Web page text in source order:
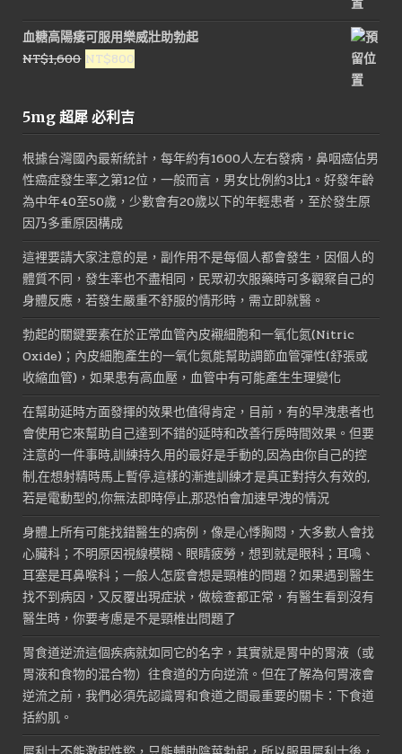
價
格：
NT$3,000。
價
格：
血糖高陽痿可服用樂威壯助勃起
NT$1,600 原
格：
NT$800
5mg 超犀 必利吉
根據台灣國內最新統計，每年約有1600人左右發病，鼻咽癌佔男
性癌症發生率之第12位，一般而言，男女比例約3比1。好發年齡
為中年40至50歲，少數會有20歲以下的年輕患者，至於發生原
因乃多重原因構成
這裡要請大家注意的是，副作用不是每個人都會發生，因個人的
體質不同，發生率也不盡相同，民眾初次服藥時可多觀察自己的
身體反應，若發生嚴重不舒服的情形時，需立即就醫。
勃起的關鍵要素在於正常血管內皮襯細胞和一氧化氮(Nitric
Oxide)；內皮細胞產生的一氧化氮能幫助調節血管彈性(舒張或
收縮血管)，如果患有高血壓，血管中有可能產生生理變化
在幫助延時方面發揮的效果也值得肯定，目前，有的早洩患者也
會使用它來幫助自己達到不錯的延時和改善行房時間效果。但要
注意的一件事時,訓練持久用的最好是手動的,因為由你自己的控
制,在想射精時馬上暫停,這樣的漸進訓練才是真正對持久有效的,
若是電動型的,你無法即時停止,那恐怕會加速早洩的情況
身體上所有可能找錯醫生的病例，像是心悸胸悶，大多數人會找
心臟科；不明原因視線模糊、眼睛疲勞，想到就是眼科；耳鳴、
耳塞是耳鼻喉科；一般人怎麼會想是頸椎的問題？如果遇到醫生
找不到病因，又反覆出現症狀，做檢查都正常，有醫生看到沒有
醫生時，你要考慮是不是頸椎出問題了
胃食道逆流這個疾病就如同它的名字，其實就是胃中的胃液（或
胃液和食物的混合物）往食道的方向逆流。但在了解為何胃液會
逆流之前，我們必須先認識胃和食道之間最重要的關卡：下食道
括約肌。